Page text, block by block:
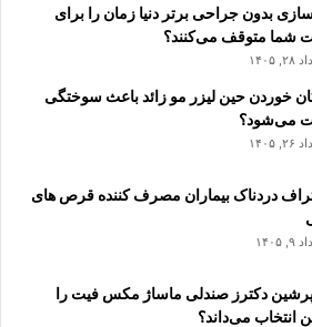
بدون جراحی برتر دنیا زمان را برای
شما متوقف می‌کنند؟
۱۴۰۵
خوردن حین لیزر مو زائد باعث سوختگی
می‌شود؟
۱۴۰۵
دردناک بیماران مصرف کننده قرص های
۱۴۰۵
دکترز صندلی ماساژ مکس فیت را
انتخاب می‌داند؟